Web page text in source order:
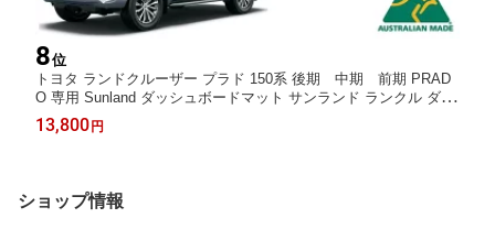
8位
トヨタ ランドクルーザー プラド 150系 後期 中期 前期 PRAD
O 専用 Sunland ダッシュボードマット サンランド ランクル ダッ
シュマット GRJ151W GDJ150W TRJ150W
13,800 円
ショップ情報